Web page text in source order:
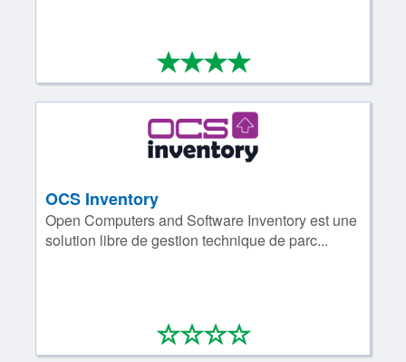
****
4/4
OCS Inventory
Open Computers and Software Inventory est une
solution libre de gestion technique de parc...
****
0/4